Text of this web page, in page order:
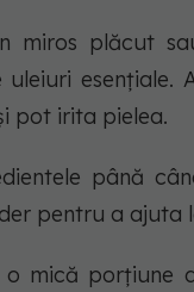
miros plăcut
esențiale.
pot irita pielea.
până
pentru a ajuta
o mică